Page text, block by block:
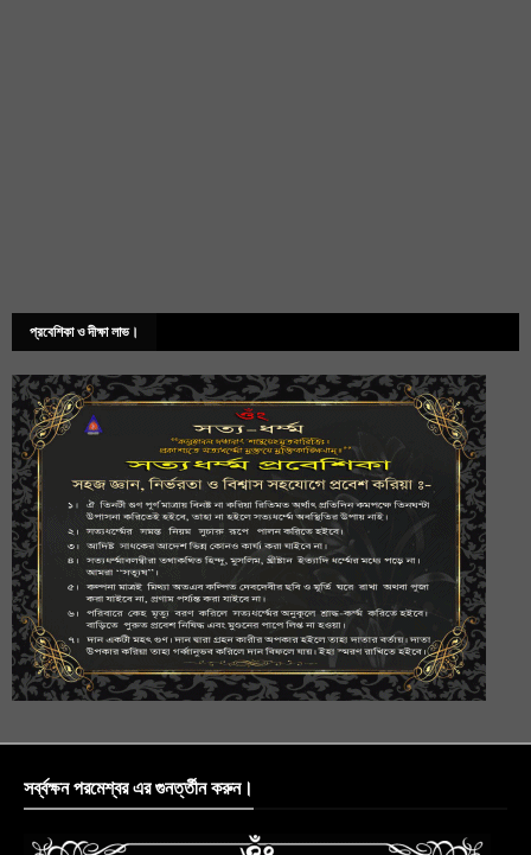
প্রবেশিকা ও দীক্ষা লাভ।
সর্ব্বক্ষন পরমেশ্বর এর গুনর্ত্তীন করুন।